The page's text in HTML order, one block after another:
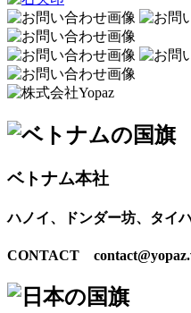
ベトナム本社
ハノイ、ドンダー坊、タイ
CONTACT